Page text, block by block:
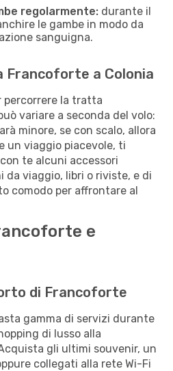
regolarmente: durante il
le gambe in modo da
sanguigna.
Francoforte a Colonia
percorrere la tratta
variare a seconda del volo:
minore, se con scalo, allora
un viaggio piacevole, ti
te alcuni accessori
da viaggio, libri o riviste, e di
comodo per affrontare al
e
di Francoforte
gamma di servizi durante
di lusso alla
gli ultimi souvenir, un
collegati alla rete Wi-Fi